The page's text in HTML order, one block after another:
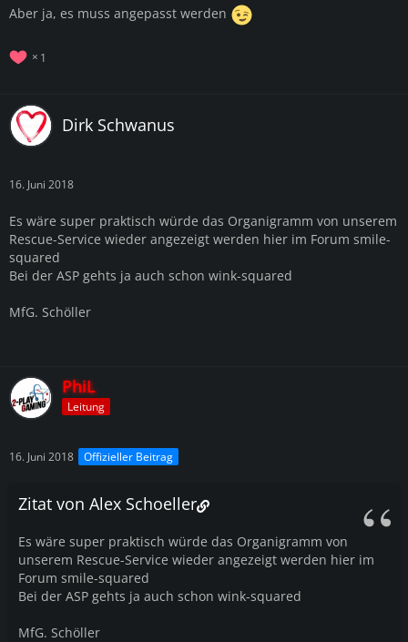
Aber ja, es muss angepasst werden
1
Dirk Schwanus
16. Juni 2018
Es wäre super praktisch würde das Organigramm von unserem
Rescue-Service wieder angezeigt werden hier im Forum smile-
squared
Bei der ASP gehts ja auch schon wink-squared
MfG. Schöller
PhiL
Leitung
16. Juni 2018 Offizieller Beitrag
Zitat von Alex Schoeller
Es wäre super praktisch würde das Organigramm von
unserem Rescue-Service wieder angezeigt werden hier im
Forum smile-squared
Bei der ASP gehts ja auch schon wink-squared
MfG. Schöller